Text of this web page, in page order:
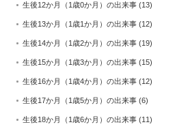
生後12か月（1歳0か月）の出来事 (13)
生後13か月（1歳1か月）の出来事 (12)
生後14か月（1歳2か月）の出来事 (19)
生後15か月（1歳3か月）の出来事 (15)
生後16か月（1歳4か月）の出来事 (12)
生後17か月（1歳5か月）の出来事 (6)
生後18か月（1歳6か月）の出来事 (11)